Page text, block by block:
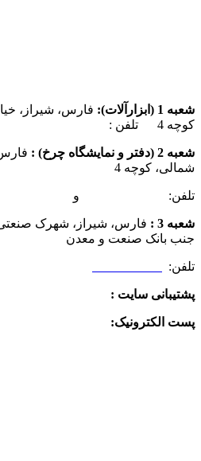
شعبه 1 (ابزارآلات):
فارس، شیراز،
کوچه 4 تلفن :
شعبه 2 (دفتر و نمایشگاه چرخ) :
شمالی، کوچه 4
تلفن: و
شعبه 3 :
فارس، شیراز، شهرک
جنب بانک صنعت و معدن
تلفن:
پشتیبانی سایت :
پست الکترونیک: